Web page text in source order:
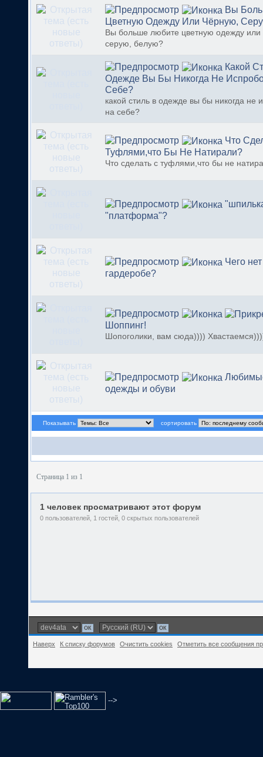
Вы
Цветную Одежду Или Чёрную,
Вы больше любите цветную одежду или
серую, белую?
Какой
Одежде Вы Бы Никогда Не
Себе?
какой стиль в одежде вы бы никогда не
на себе?
Что
Туфлями,что Бы Не Натирали?
Что сделать с туфлями,что бы не
"платформа"?
Чего
гардеробе?
Шоппинг!
Шопоголики, вам сюда))))
одежды и обуви
Показывать сортировать
Страница 1 из 1
1 человек просматривают этот форум
0 пользователей, 1 гостей, 0 скрытых пользователей
Наверх К списку форумов Очистить cookies Отметить все сообщения
-->